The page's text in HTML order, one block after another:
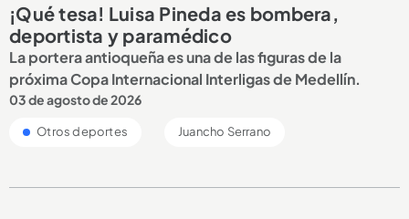
¡Qué tesa! Luisa Pineda es bombera,
deportista y paramédico
La portera antioqueña es una de las figuras de la
próxima Copa Internacional Interligas de Medellín.
03 de agosto de 2026
Otros deportes Juancho Serrano